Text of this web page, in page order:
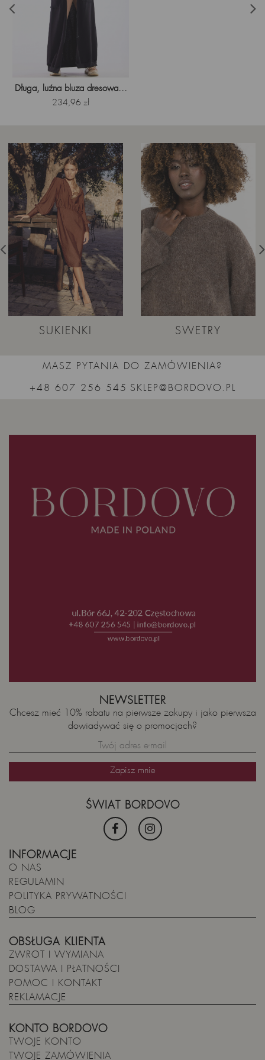
Długa, luźna bluza dresowa...
Cena
234,96 zł
SUKIENKI SWETRY
MASZ PYTANIA DO ZAMÓWIENIA?
+48 607 256 545 SKLEP@BORDOVO.PL
INFORMACJE
O NAS
REGULAMIN
POLITYKA PRYWATNOŚCI
BLOG
OBSŁUGA KLIENTA
ZWROT I WYMIANA
DOSTAWA I PŁATNOŚCI
POMOC I KONTAKT
REKLAMACJE
KONTO BORDOVO
TWOJE KONTO
TWOJE ZAMÓWIENIA
ŚWIAT BORDOVO
NEWSLETTER
Chcesz mieć 10% rabatu na pierwsze zakupy i jako pierwsza
dowiadywać się o promocjach?